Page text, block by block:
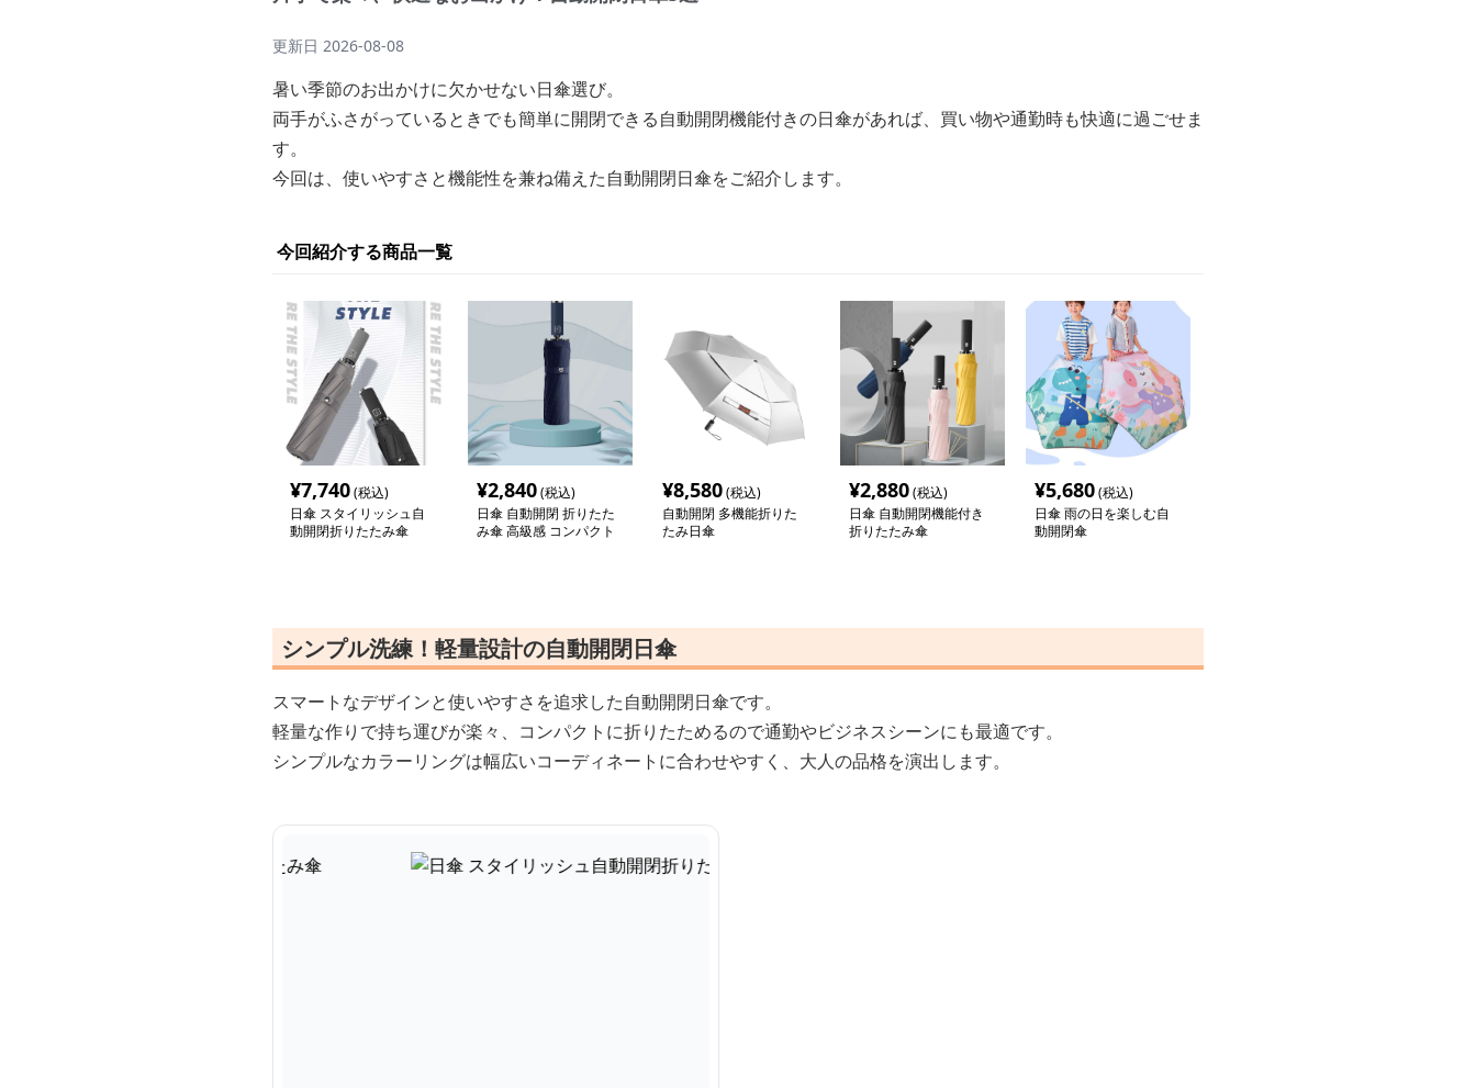
更新日 2026-08-08
暑い季節のお出かけに欠かせない日傘選び。
両手がふさがっているときでも簡単に開閉できる自動開閉機能付きの日傘があれば、買い物や通勤時も快適に過ごせま
す。
今回は、使いやすさと機能性を兼ね備えた自動開閉日傘をご紹介します。
今回紹介する商品一覧
¥7,740(税込)
日傘 スタイリッシュ自
動開閉折りたたみ傘
¥2,840(税込)
日傘 自動開閉 折りたた
み傘 高級感 コンパクト
¥8,580(税込)
自動開閉 多機能折りた
たみ日傘
¥2,880(税込)
日傘 自動開閉機能付き
折りたたみ傘
¥5,680(税込)
日傘 雨の日を楽しむ自
動開閉傘
シンプル洗練！軽量設計の自動開閉日傘
スマートなデザインと使いやすさを追求した自動開閉日傘です。
軽量な作りで持ち運びが楽々、コンパクトに折りたためるので通勤やビジネスシーンにも最適です。
シンプルなカラーリングは幅広いコーディネートに合わせやすく、大人の品格を演出します。